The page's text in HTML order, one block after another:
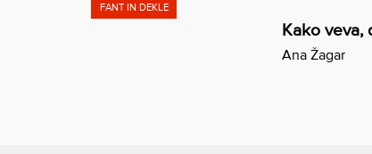
FANT IN DEKLE
Kako veva,
Ana Žagar